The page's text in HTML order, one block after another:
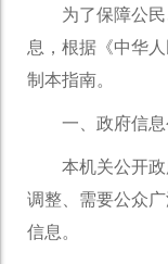
为了保障公
息，根据《中华
制本指南。
一、政府信
本机关公开
调整、需要公众
信息。